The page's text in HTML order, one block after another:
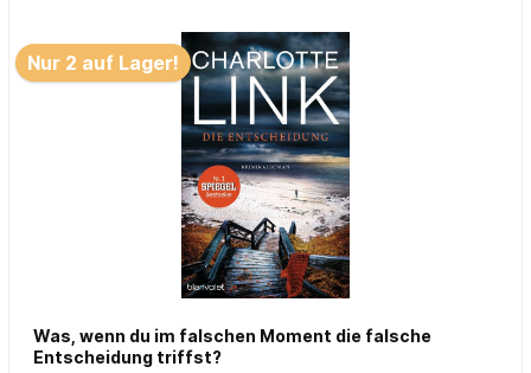
Nur 2 auf Lager!
Was, wenn du im falschen Moment die falsche
Entscheidung triffst?